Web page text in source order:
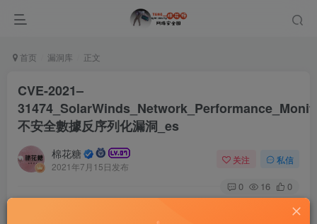
首页 漏洞库 正文
CVE-2021–
不安全數據反序列化漏洞_es
棉花糖
2021年7月15日发布
关注 私信
0 16 0